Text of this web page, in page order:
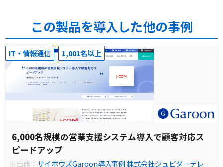
この製品を導入した他の事例
IT・情報通信 1,001名以上
6,000名規模の営業支援システム導入で顧客対応ス
ピードアップ
※出典： サイボウズGaroon導入事例 株式会社ジュピターテレコ